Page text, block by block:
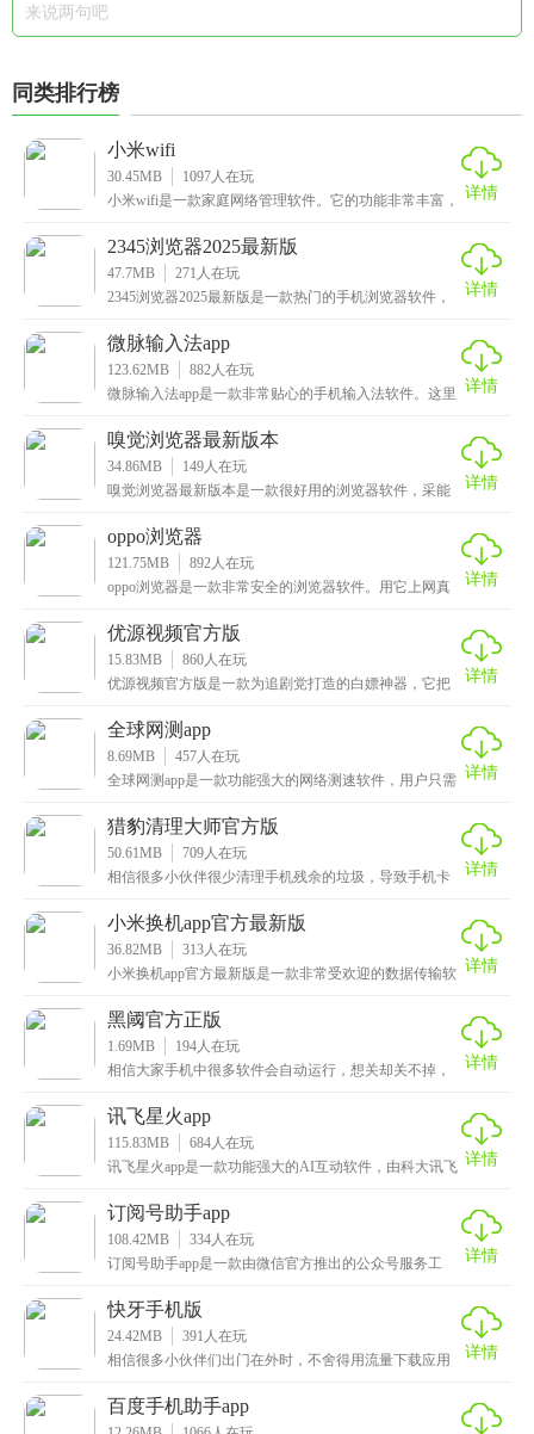
同类排行榜
小米wifi
30.45MB 1097 人在玩
小米wifi是一款家庭网络管理软件。它的功能非常丰富，
详情
2345浏览器2025最新版
47.7MB 271 人在玩
2345浏览器2025最新版是一款热门的手机浏览器软件，
详情
微脉输入法app
123.62MB 882 人在玩
微脉输入法app是一款非常贴心的手机输入法软件。这里
详情
嗅觉浏览器最新版本
34.86MB 149 人在玩
嗅觉浏览器最新版本是一款很好用的浏览器软件，采能
详情
oppo浏览器
121.75MB 892 人在玩
oppo浏览器是一款非常安全的浏览器软件。用它上网真
详情
优源视频官方版
15.83MB 860 人在玩
优源视频官方版是一款为追剧党打造的白嫖神器，它把
看最
详情
全球网测app
8.69MB 457 人在玩
全球网测app是一款功能强大的网络测速软件，用户只需 详情
猎豹清理大师官方版
50.61MB 709 人在玩
相信很多小伙伴很少清理手机残余的垃圾，导致手机卡
功能
详情
小米换机app官方最新版
36.82MB 313 人在玩
小米换机app官方最新版是一款非常受欢迎的数据传输软 详情
黑阈官方正版
1.69MB 194 人在玩
相信大家手机中很多软件会自动运行，想关却关不掉，
工具
详情
讯飞星火app
115.83MB 684 人在玩
讯飞星火app是一款功能强大的AI互动软件，由科大讯飞 详情
订阅号助手app
108.42MB 334 人在玩
订阅号助手app是一款由微信官方推出的公众号服务工
及
详情
快牙手机版
24.42MB 391 人在玩
相信很多小伙伴们出门在外时，不舍得用流量下载应用
道怎
详情
百度手机助手app